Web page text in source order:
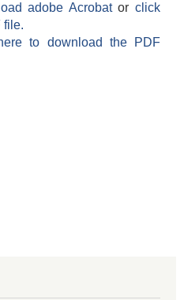
adobe Acrobatorclick
file.
to download the PDF